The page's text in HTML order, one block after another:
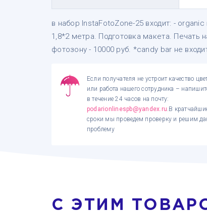
в набор InstaFotoZone-25 входит: -
1,8*2 метра. Подготовка макета. Печать
фотозону - 10000 руб. *candy bar не
Если получателя не устроит качество
или работа нашего сотрудника –
в течение 24 часов на почту:
podarionlinespb@yandex.ru.В
сроки мы проведем проверку и решим
проблему
С ЭТИМ